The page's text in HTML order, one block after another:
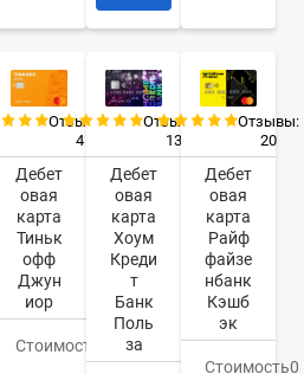
Отзывы:
4
Дебет
овая
карта
Тиньк
офф
Джун
иор
Стоимость
руб.
Отзывы:
13
Дебет
овая
карта
Хоум
Креди
т
Банк
Поль
за
Отзывы:
20
Дебет
овая
карта
Райф
файзе
нбанк
Кэшб
эк
Стоимость0